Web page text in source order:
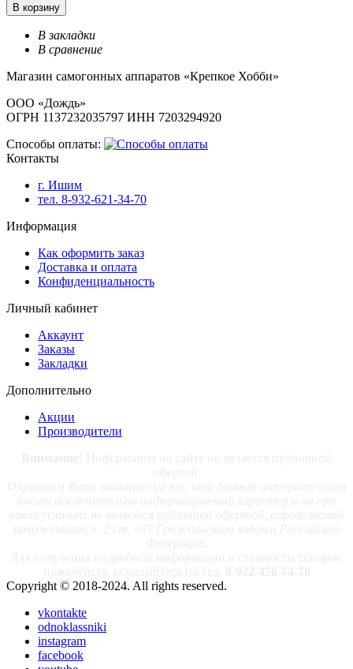
В корзину
В закладки
В сравнение
Магазин самогонных аппаратов «Крепкое Хобби»
ООО «Дождь»
ОГРН 1137232035797 ИНН 7203294920
Способы оплаты:
Контакты
г. Ишим
тел. 8-932-621-34-70
Информация
Как оформить заказ
Доставка и оплата
Конфиденциальность
Личный кабинет
Аккаунт
Заказы
Закладки
Дополнительно
Акции
Производители
Copyright © 2018-2024. All rights reserved.
vkontakte
odnoklassniki
instagram
facebook